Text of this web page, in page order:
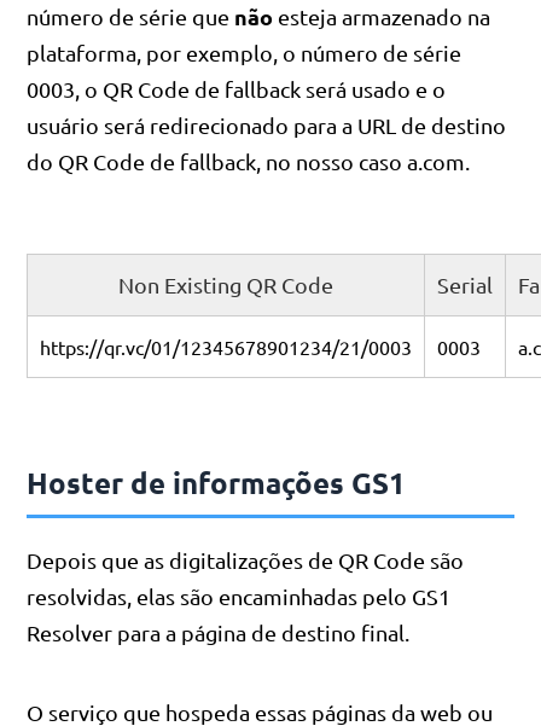
número de série que não esteja armazenado na
plataforma, por exemplo, o número de série
0003, o QR Code de fallback será usado e o
usuário será redirecionado para a URL de destino
do QR Code de fallback, no nosso caso a.com.
Non Existing QR Code Serial
https://qr.vc/01/12345678901234/21/0003 0003
Hoster de informações GS1
Depois que as digitalizações de QR Code são
resolvidas, elas são encaminhadas pelo GS1
Resolver para a página de destino final.
O serviço que hospeda essas páginas da web ou